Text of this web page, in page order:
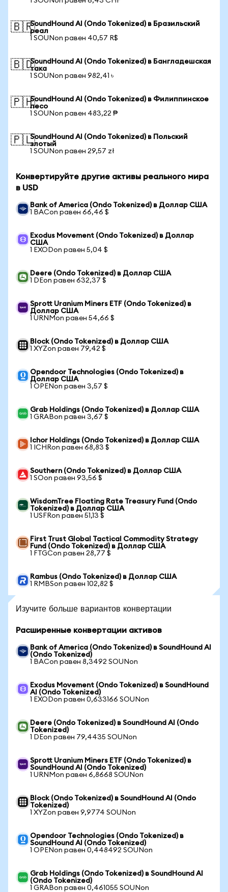
🇧🇷SoundHound AI (Ondo Tokenized) в Бразильский
реал
1 SOUNon равен 40,57 R$
🇧🇩SoundHound AI (Ondo Tokenized) в Бангладешская
така
1 SOUNon равен 982,41 ৳
🇵🇭SoundHound AI (Ondo Tokenized) в Филиппинское
песо
1 SOUNon равен 483,22 ₱
🇵🇱SoundHound AI (Ondo Tokenized) в Польский
злотый
1 SOUNon равен 29,57 zł
Конвертируйте другие активы реального мира
в USD
Bank of America (Ondo Tokenized) в Доллар США
1 BACon равен 66,46 $
Exodus Movement (Ondo Tokenized) в Доллар
США
1 EXODon равен 5,04 $
Deere (Ondo Tokenized) в Доллар США
1 DEon равен 632,37 $
Sprott Uranium Miners ETF (Ondo Tokenized) в
Доллар США
1 URNMon равен 54,66 $
Block (Ondo Tokenized) в Доллар США
1 XYZon равен 79,42 $
Opendoor Technologies (Ondo Tokenized) в
Доллар США
1 OPENon равен 3,57 $
Grab Holdings (Ondo Tokenized) в Доллар США
1 GRABon равен 3,67 $
Ichor Holdings (Ondo Tokenized) в Доллар США
1 ICHRon равен 68,83 $
Southern (Ondo Tokenized) в Доллар США
1 SOon равен 93,56 $
WisdomTree Floating Rate Treasury Fund (Ondo
Tokenized) в Доллар США
1 USFRon равен 51,13 $
First Trust Global Tactical Commodity Strategy
Fund (Ondo Tokenized) в Доллар США
1 FTGCon равен 28,77 $
Rambus (Ondo Tokenized) в Доллар США
1 RMBSon равен 102,82 $
Изучите больше вариантов конвертации
Расширенные конвертации активов
Bank of America (Ondo Tokenized) в SoundHound AI
(Ondo Tokenized)
1 BACon равен 8,3492 SOUNon
Exodus Movement (Ondo Tokenized) в SoundHound
AI (Ondo Tokenized)
1 EXODon равен 0,633166 SOUNon
Deere (Ondo Tokenized) в SoundHound AI (Ondo
Tokenized)
1 DEon равен 79,4435 SOUNon
Sprott Uranium Miners ETF (Ondo Tokenized) в
SoundHound AI (Ondo Tokenized)
1 URNMon равен 6,8668 SOUNon
Block (Ondo Tokenized) в SoundHound AI (Ondo
Tokenized)
1 XYZon равен 9,9774 SOUNon
Opendoor Technologies (Ondo Tokenized) в
SoundHound AI (Ondo Tokenized)
1 OPENon равен 0,448492 SOUNon
Grab Holdings (Ondo Tokenized) в SoundHound AI
(Ondo Tokenized)
1 GRABon равен 0,461055 SOUNon